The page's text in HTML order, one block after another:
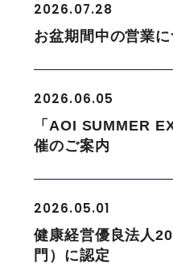
2026.07.28
お盆期間中の営業
2026.06.05
「AOI SUMMER
催のご案内
2026.05.01
健康経営優良法人
門）に認定